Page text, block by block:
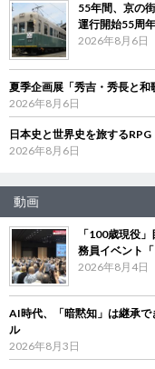
55年間、京の
運行開始55周
2026年8月6日
夏季企画展「秀吉・秀長と
2026年8月6日
日本史と世界史を旅する
2026年8月6日
動画
「100歳現役
務員イベント
2026年8月4日
AI時代、「暗黙知」は継承
ル
2026年8月3日